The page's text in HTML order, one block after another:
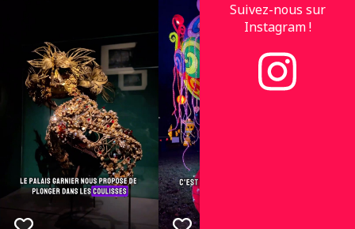
Suivez-nous sur
Instagram !